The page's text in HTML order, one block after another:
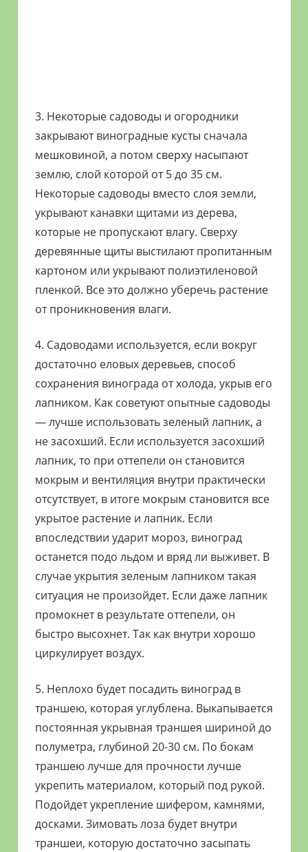
3. Некоторые садоводы и огородники
закрывают виноградные кусты сначала
мешковиной, а потом сверху насыпают
землю, слой которой от 5 до 35 см.
Некоторые садоводы вместо слоя земли,
укрывают канавки щитами из дерева,
которые не пропускают влагу. Сверху
деревянные щиты выстилают пропитанным
картоном или укрывают полиэтиленовой
пленкой. Все это должно уберечь растение
от проникновения влаги.
4. Садоводами используется, если вокруг
достаточно еловых деревьев, способ
сохранения винограда от холода, укрыв его
лапником. Как советуют опытные садоводы
— лучше использовать зеленый лапник, а
не засохший. Если используется засохший
лапник, то при оттепели он становится
мокрым и вентиляция внутри практически
отсутствует, в итоге мокрым становится все
укрытое растение и лапник. Если
впоследствии ударит мороз, виноград
останется подо льдом и вряд ли выживет. В
случае укрытия зеленым лапником такая
ситуация не произойдет. Если даже лапник
промокнет в результате оттепели, он
быстро высохнет. Так как внутри хорошо
циркулирует воздух.
5. Неплохо будет посадить виноград в
траншею, которая углублена. Выкапывается
постоянная укрывная траншея шириной до
полуметра, глубиной 20-30 см. По бокам
траншею лучше для прочности лучше
укрепить материалом, который под рукой.
Подойдет укрепление шифером, камнями,
досками. Зимовать лоза будет внутри
траншеи, которую достаточно засыпать